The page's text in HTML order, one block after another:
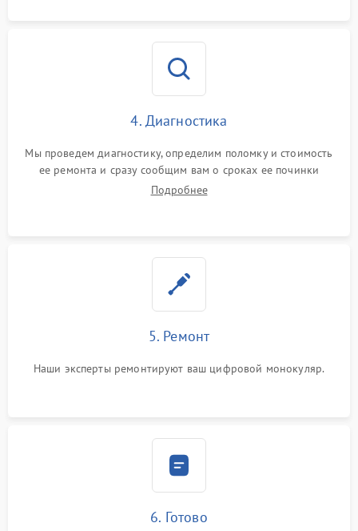
4. Диагностика
Мы проведем диагностику, определим поломку и стоимость
ее ремонта и сразу сообщим вам о сроках ее починки
Подробнее
5. Ремонт
Наши эксперты ремонтируют ваш цифровой монокуляр.
6. Готово